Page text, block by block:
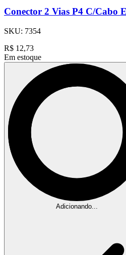
Conector 2 Vias P4 C/Cabo
SKU: 7354
R$ 12,73
Em estoque
Adicionando...